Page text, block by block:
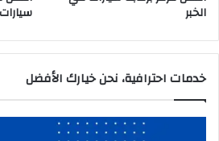
الخبر
خدمات احترافية، نحن خيارك الأفضل